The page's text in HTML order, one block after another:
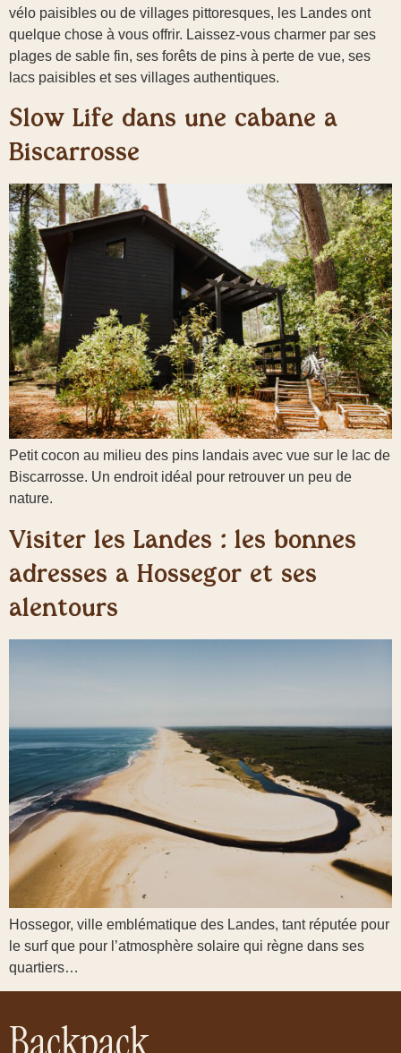
vélo paisibles ou de villages pittoresques, les Landes ont
quelque chose à vous offrir. Laissez-vous charmer par ses
plages de sable fin, ses forêts de pins à perte de vue, ses
lacs paisibles et ses villages authentiques.
Slow Life dans une cabane à
Biscarrosse
Petit cocon au milieu des pins landais avec vue sur le lac de
Biscarrosse. Un endroit idéal pour retrouver un peu de
nature.
Visiter les Landes : les bonnes
adresses à Hossegor et ses
alentours
Hossegor, ville emblématique des Landes, tant réputée pour
le surf que pour l’atmosphère solaire qui règne dans ses
quartiers…